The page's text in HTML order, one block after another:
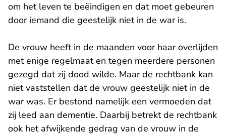
om het leven te beëindigen en dat moet gebeuren
door iemand die geestelijk niet in de war is.
De vrouw heeft in de maanden voor haar overlijden
met enige regelmaat en tegen meerdere personen
gezegd dat zij dood wilde. Maar de rechtbank kan
niet vaststellen dat de vrouw geestelijk niet in de
war was. Er bestond namelijk een vermoeden dat
zij leed aan dementie. Daarbij betrekt de rechtbank
ook het afwijkende gedrag van de vrouw in de